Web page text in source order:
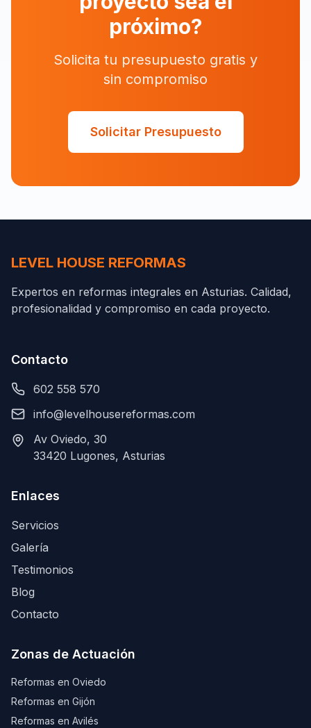
próximo?
Solicita tu presupuesto gratis y
sin compromiso
Solicitar Presupuesto
LEVEL HOUSE REFORMAS
Expertos en reformas integrales en Asturias. Calidad,
profesionalidad y compromiso en cada proyecto.
Contacto
602 558 570
info@levelhousereformas.com
Av Oviedo, 30
33420 Lugones, Asturias
Enlaces
Servicios
Galería
Testimonios
Blog
Contacto
Zonas de Actuación
Reformas en Oviedo
Reformas en Gijón
Reformas en Avilés